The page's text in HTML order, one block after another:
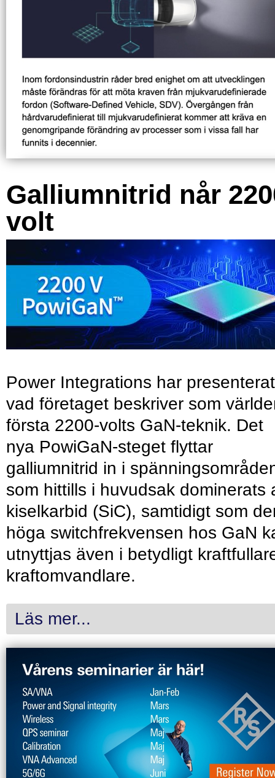
Galliumnitrid når
volt
Power Integrations har presenterat
vad företaget beskriver som
första 2200-volts GaN-teknik. Det
nya PowiGaN-steget flyttar
galliumnitrid in i
som hittills i huvudsak dominerats
kiselkarbid (SiC), samtidigt som
höga switchfrekvensen hos GaN
utnyttjas även i betydligt
kraftomvandlare.
Läs mer...